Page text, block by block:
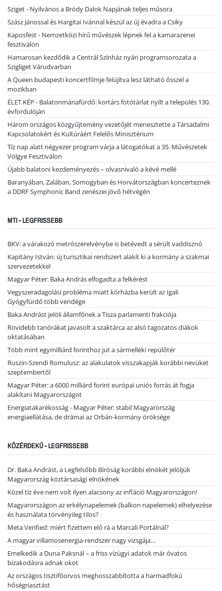
Sziget - Nyilvános a Bródy Dalok Napjának teljes műsora
Szász Jánossal és Hargitai Ivánnal készül az új évadra a Csiky
Kaposfest - Nemzetközi hírű művészek lépnek fel a kamarazenei
fesztiválon
Hamarosan kezdődik a Centrál Színház nyári programsorozata a
Szigliget Várudvarban
A Queen budapesti koncertfilmje felújítva lesz látható ősszel a
mozikban
ÉLET.KÉP - Balatonmáriafürdő: kortárs fotótárlat nyílt a település 130.
évfordulóján
Három országos közgyűjtemény vezetőjét menesztette a Társadalmi
Kapcsolatokért és Kultúráért Felelős Minisztérium
Tíz nap alatt négyezer program várja a látogatókat a 35. Művészetek
Völgye Fesztiválon
Újabb balatoni kezdeményezés – olvasnivaló a kévé mellé
Baranyában, Zalában, Somogyban és Horvátországban koncerteznek
a DDRF Symphonic Band zenészei jövő hétvégén
MTI - LEGFRISSEBB
BKV: a várakozó metrószerelvénybe is betévedt a sérült vaddisznó
Kapitány István: új turisztikai rendszert alakít ki a kormány a szakmai
szervezetekkel
Magyar Péter: Baka András elfogadta a felkérést
Vegyszeradagolási probléma miatt kórházba került az Igali
Gyógyfürdő több vendége
Baka Andrást jelöli államfőnek a Tisza parlamenti frakciója
Rövidebb tanórákat javasolt a szaktárca az alsó tagozatos diákok
oktatásában
Több mint egymilliárd forinthoz jut a sármelléki repülőtér
Ruszin-Szendi Romulusz: az alakulatok visszakapják korábbi nevüket
szeptembertől
Magyar Péter: a 6000 milliárd forint európai uniós forrás át fogja
alakítani Magyarországot
Energiatakarékosság - Magyar Péter: stabil Magyarország
energiaellátása, de drámai az Orbán-kormány öröksége
KÖZÉRDEKŰ - LEGFRISSEBB
Dr. Baka Andrást, a Legfelsőbb Bíróság korábbi elnökét jelöljük
Magyarország köztársasági elnökének
Közel tíz éve nem volt ilyen alacsony az infláció Magyarországon!
Magyarországon az erkélynapelemek (balkon napelemek) elhelyezése
és használata törvényileg tilos?
Meta Verified: miért fizettem elő rá a Marcali Portálnál?
A magyar villamosenergia-rendszer nagy vizsgája…
Emelkedik a Duna Paksnál – a friss vízügyi adatok már óvatos
bizakodásra adnak okot
Az országos tisztifőorvos meghosszabbította a harmadfokú
hőségriasztást